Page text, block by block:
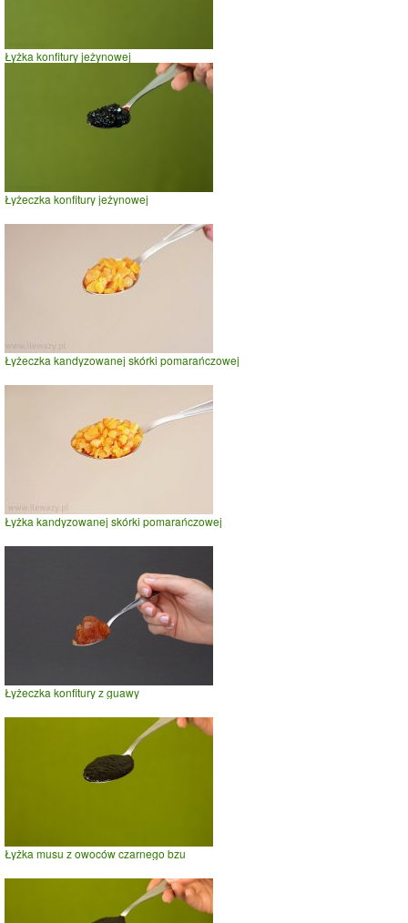
Łyżka konfitury jeżynowej
Łyżeczka konfitury jeżynowej
Łyżeczka kandyzowanej skórki pomarańczowej
Łyżka kandyzowanej skórki pomarańczowej
Łyżeczka konfitury z guawy
Łyżka musu z owoców czarnego bzu